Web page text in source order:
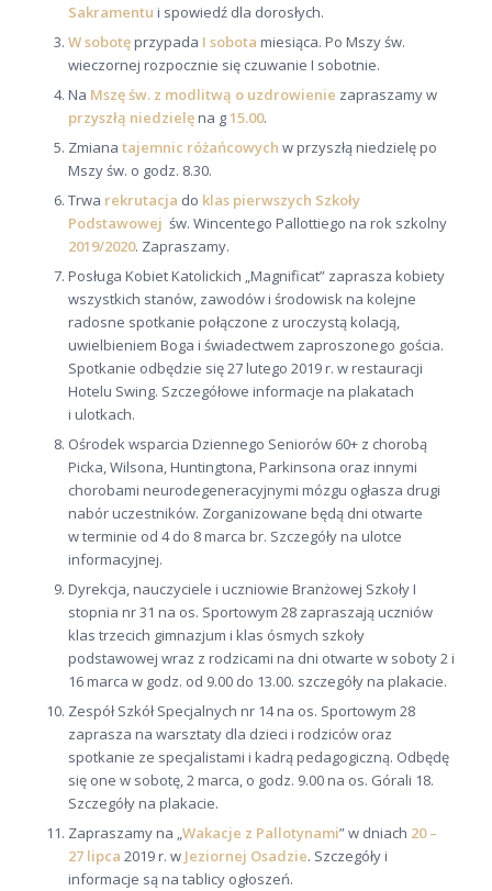
Sakramentu i spowiedź dla dorosłych.
W sobotęprzypada I sobota miesiąca. Po Mszy św.
wieczornej rozpocznie się czuwanie I sobotnie.
Na Mszę św. z modlitwą o uzdrowienie zapraszamy w
przyszłą niedzielęna g15.00.
Zmiana tajemnic różańcowych w przyszłą niedzielę po
Mszy św. o godz. 8.30.
Trwa rekrutacja do klas pierwszych Szkoły
Podstawowej św. Wincentego Pallottiego na rok szkolny
2019/2020. Zapraszamy.
Posługa Kobiet Katolickich „Magnificat” zaprasza kobiety
wszystkich stanów, zawodów i środowisk na kolejne
radosne spotkanie połączone z uroczystą kolacją,
uwielbieniem Boga i świadectwem zaproszonego gościa.
Spotkanie odbędzie się 27 lutego 2019 r. w restauracji
Hotelu Swing. Szczegółowe informacje na plakatach
i ulotkach.
Ośrodek wsparcia Dziennego Seniorów 60+ z chorobą
Picka, Wilsona, Huntingtona, Parkinsona oraz innymi
chorobami neurodegeneracyjnymi mózgu ogłasza drugi
nabór uczestników. Zorganizowane będą dni otwarte
w terminie od 4 do 8 marca br. Szczegóły na ulotce
informacyjnej.
Dyrekcja, nauczyciele i uczniowie Branżowej Szkoły I
stopnia nr 31 na os. Sportowym 28 zapraszają uczniów
klas trzecich gimnazjum i klas ósmych szkoły
podstawowej wraz z rodzicami na dni otwarte w soboty 2 i
16 marca w godz. od 9.00 do 13.00. szczegóły na plakacie.
Zespół Szkół Specjalnych nr 14 na os. Sportowym 28
zaprasza na warsztaty dla dzieci i rodziców oraz
spotkanie ze specjalistami i kadrą pedagogiczną. Odbędę
się one w sobotę, 2 marca, o godz. 9.00 na os. Górali 18.
Szczegóły na plakacie.
Zapraszamy na „Wakacje z Pallotynami” w dniach 20 –
27 lipca 2019 r. w Jeziornej Osadzie. Szczegóły i
informacje są na tablicy ogłoszeń.